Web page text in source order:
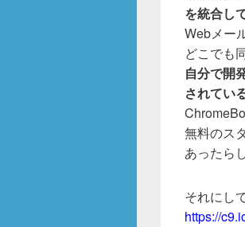
o
o
k
を統合し
Webメー
どこでも
自分で開
されてい
無料のス
あったら
それにし
https://